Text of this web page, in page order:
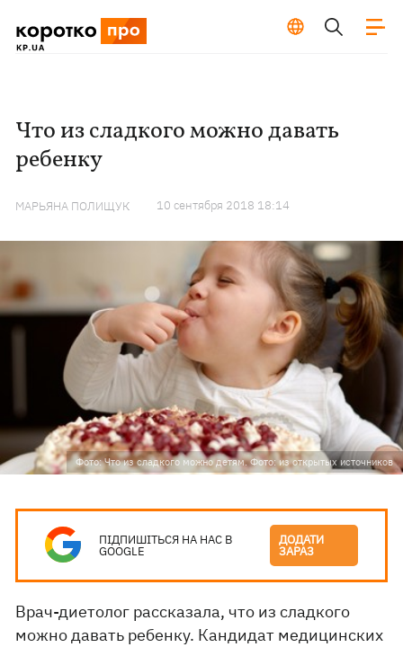
Что из сладкого можно давать
ребенку
МАРЬЯНА ПОЛИЩУК 10 сентября 2018 18:14
Фото: Что из сладкого можно детям. Фото: из открытых источников
ПІДПИШІТЬСЯ НА НАС В
GOOGLE
ДОДАТИ
ЗАРАЗ
Врач-диетолог рассказала, что из сладкого
можно давать ребенку. Кандидат медицинских